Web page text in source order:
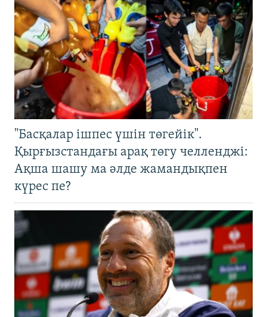
"Басқалар ішпес үшін төгейік".
Қырғызстандағы арақ төгу челленджі:
Ақша шашу ма әлде жамандықпен
күрес пе?